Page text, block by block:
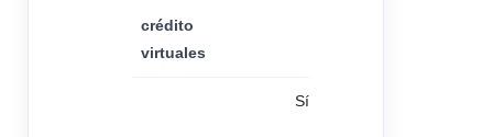
crédito
virtuales
Sí